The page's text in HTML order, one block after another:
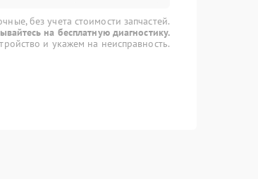
без учета стоимости запчастей.
на бесплатную диагностику.
и укажем на неисправность.